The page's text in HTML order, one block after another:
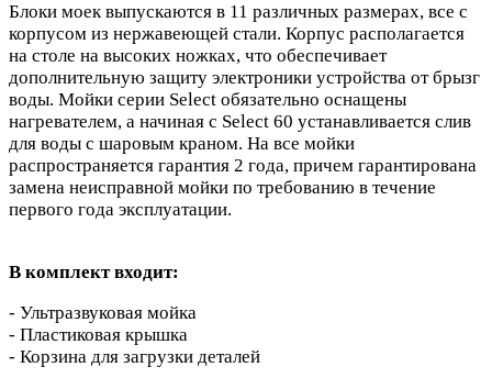
Блоки моек выпускаются в 11 различных размерах, все с
корпусом из нержавеющей стали. Корпус располагается
на столе на высоких ножках, что обеспечивает
дополнительную защиту электроники устройства от брызг
воды. Мойки серии Select обязательно оснащены
нагревателем, а начиная с Select 60 устанавливается слив
для воды с шаровым краном. На все мойки
распространяется гарантия 2 года, причем гарантирована
замена неисправной мойки по требованию в течение
первого года эксплуатации.
В комплект входит:
- Ультразвуковая мойка
- Пластиковая крышка
- Корзина для загрузки деталей